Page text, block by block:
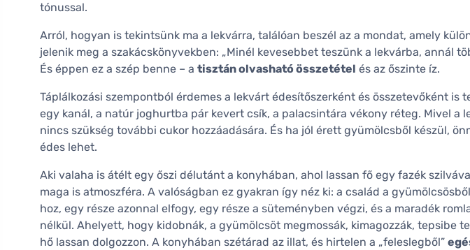
tónussal.
Arról, hogyan is tekintsünk ma a lekvárra, találóan beszél az a mondat, amely
jelenik meg a szakácskönyvekben: „Minél kevesebbet teszünk a lekvárba, annál
És éppen ez a szép benne – a tisztán olvasható összetétel és az őszinte íz.
Táplálkozási szempontból érdemes a lekvárt édesítőszerként és összetevőként is
egy kanál, a natúr joghurtba pár kevert csík, a palacsintára vékony réteg. Mivel a
nincs szükség további cukor hozzáadására. És ha jól érett gyümölcsből készül,
édes lehet.
Aki valaha is átélt egy őszi délutánt a konyhában, ahol lassan fő egy fazék
maga is atmoszféra. A valóságban ez gyakran így néz ki: a család a
hoz, egy része azonnal elfogy, egy része a süteményben végzi, és a maradék
nélkül. Ahelyett, hogy kidobnák, a gyümölcsöt megmossák, kimagozzák, tepsibe
hő lassan dolgozzon. A konyhában szétárad az illat, és hirtelen a „feleslegből”